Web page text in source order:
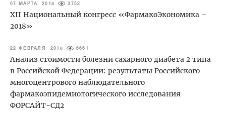
07 МАРТА 2018 3752
XII Национальный конгресс «ФармакоЭкономика –
2018»
22 ФЕВРАЛЯ 2018 6661
Анализ стоимости болезни сахарного диабета 2 типа
в Российской Федерации: результаты Российского
многоцентрового наблюдательного
фармакоэпидемиологического исследования
ФОРСАЙТ-СД2